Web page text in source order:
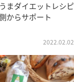
まダイエットレシピ
からサポート
2022.02.02